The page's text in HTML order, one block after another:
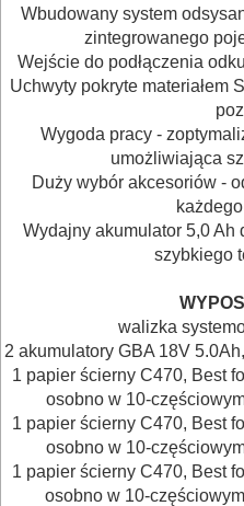
młoty
nitownice
nożyce
do
blachy
kabli
nożyce
uniwersalne
odkurzacze
Wbudowany system
zintegrowanego
Wejście do podłączenia
Uchwyty pokryte materiałem
Wygoda pracy -
umożliwiająca
Duży wybór akcesoriów -
Wydajny akumulator 5,0
szybkiego
walizka
2 akumulatory GBA 18V
1 papier ścierny C470, Best
osobno w 10-
1 papier ścierny C470, Best
osobno w 10-
1 papier ścierny C470, Best
osobno w 10-